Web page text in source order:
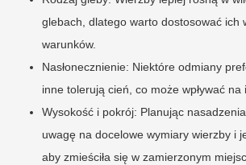
glebach, dlatego warto dostosować ich
warunków.
Nasłonecznienie: Niektóre odmiany
inne tolerują cień, co może wpływać
Wysokość i pokrój: Planując
uwagę na docelowe wymiary wierzby i
aby zmieściła się w zamierzonym